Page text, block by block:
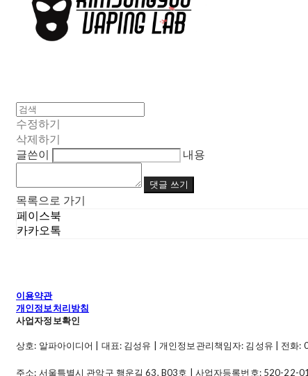
수정하기
삭제하기
글쓴이
내용
댓글 쓰기
목록으로 가기
페이스북
카카오톡
이용약관
개인정보처리방침
사업자정보확인
상호: 알파아이디어 | 대표: 김성유 | 개인정보관리책임자: 김성유 | 전
주소: 서울특별시 관악구 행운길 63, B03호 | 사업자등록번호: 520-22-